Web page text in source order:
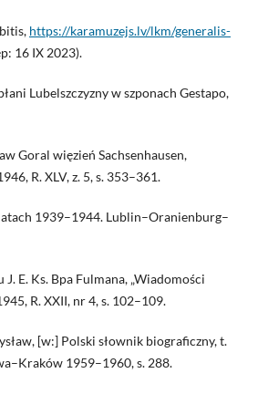
https://karamuzejs.lv/lkm/generalis-
16 IX 2023).
Lubelszczyzny w szponach Gestapo,
Goral więzień Sachsenhausen,
R. XLV, z. 5, s. 353–361.
1939–1944. Lublin–Oranienburg–
E. Ks. Bpa Fulmana, „Wiadomości
R. XXII, nr 4, s. 102–109.
[w:] Polski słownik biograficzny, t.
1959–1960, s. 288.